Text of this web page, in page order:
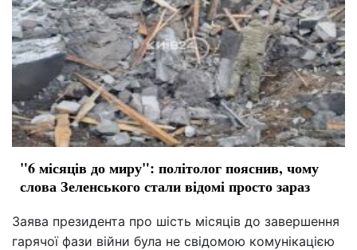
"6 місяців до миру": політолог пояснив, чому
слова Зеленського стали відомі просто зараз
Заява президента про шість місяців до завершення
гарячої фази війни була не свідомою комунікацією